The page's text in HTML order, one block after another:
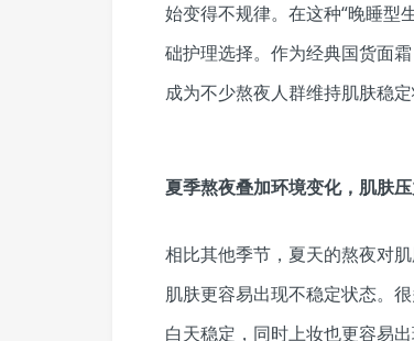
始变得不规律。在这种“晚睡型
础护理选择。作为经典国货面
成为不少熬夜人群维持肌肤稳定
夏季熬夜叠加环境变化，肌肤
相比其他季节，夏天的熬夜对
肌肤更容易出现不稳定状态。
白天稳定，同时上妆也更容易